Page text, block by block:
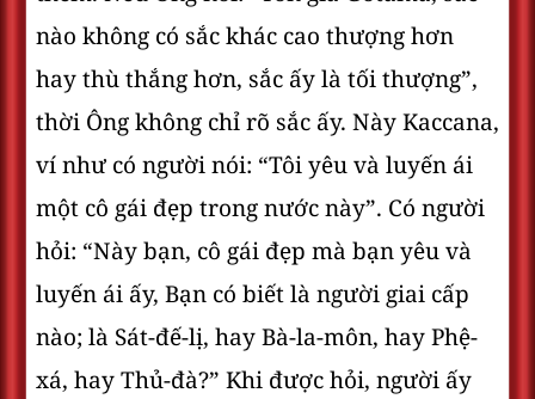
nào không có sắc khác cao thượng hơn
hay thù thắng hơn, sắc ấy là tối thượng”,
thời Ông không chỉ rõ sắc ấy. Này Kaccana,
ví như có người nói: “Tôi yêu và luyến ái
một cô gái đẹp trong nước này”. Có người
hỏi: “Này bạn, cô gái đẹp mà bạn yêu và
luyến ái ấy, Bạn có biết là người giai cấp
nào; là Sát-đế-lị, hay Bà-la-môn, hay Phệ-
xá, hay Thủ-đà?” Khi được hỏi, người ấy